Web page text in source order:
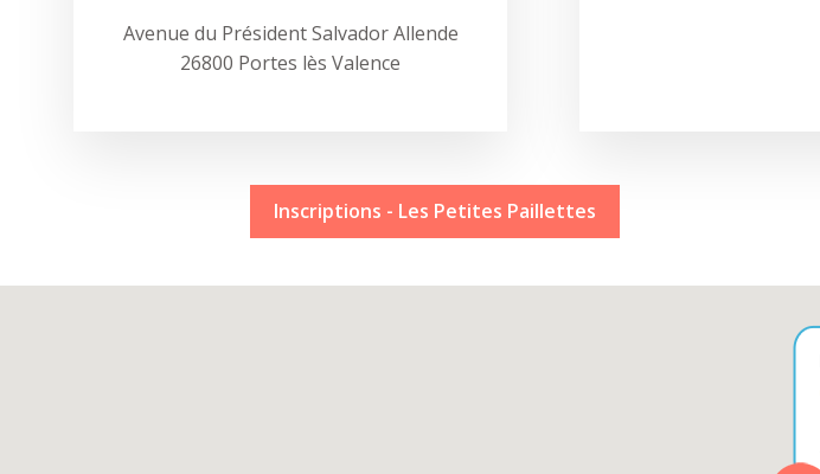
Avenue du Président Salvador Allende
26800 Portes lès Valence
Inscriptions - Les Petites Paillettes